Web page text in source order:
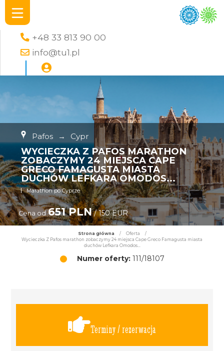
+48 33 813 90 00
info@tu1.pl
Pafos → Cypr
WYCIECZKA Z PAFOS MARATHON
ZOBACZYMY 24 MIEJSCA CAPE
GRECO FAMAGUSTA MIASTA
DUCHÓW LEFKARA OMODOS...
Marathon po Cyprze
Cena od 651 PLN/ 150 EUR
Strona główna / Oferta
/
Wycieczka Z Pafos marathon zobaczymy 24 miejsca Cape Greco Famagusta miasta
duchów Lefkara Omodos...
Numer oferty:111/18107
Terminy / rezerwacja